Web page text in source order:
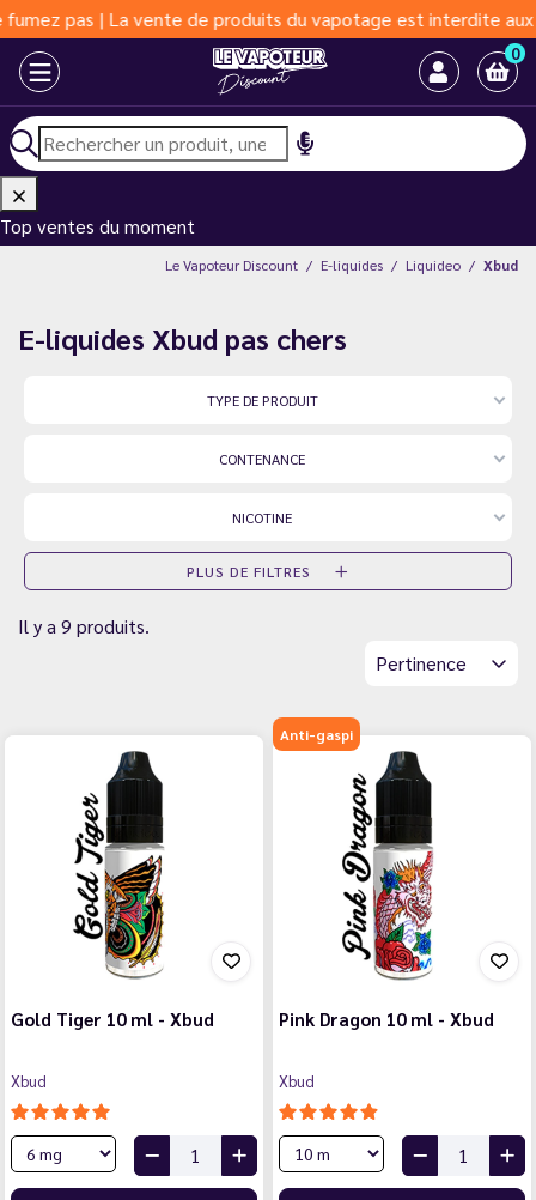
pas | La vente de produits du vapotage est interdite aux
0
Top ventes du moment
Le Vapoteur Discount E-liquides Liquideo Xbud
E-liquides Xbud pas chers
TYPE DE PRODUIT
CONTENANCE
NICOTINE
PLUS DE FILTRES
Il y a 9 produits.
Pertinence
Gold Tiger 10 ml - Xbud
Xbud
Anti-gaspi
Pink Dragon 10 ml - Xbud
Xbud